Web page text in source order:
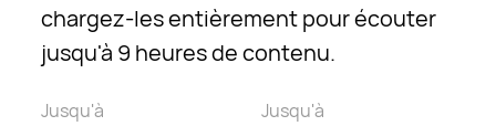
chargez-les entièrement pour écouter
jusqu'à 9 heures de contenu.
Jusqu'à Jusqu'à